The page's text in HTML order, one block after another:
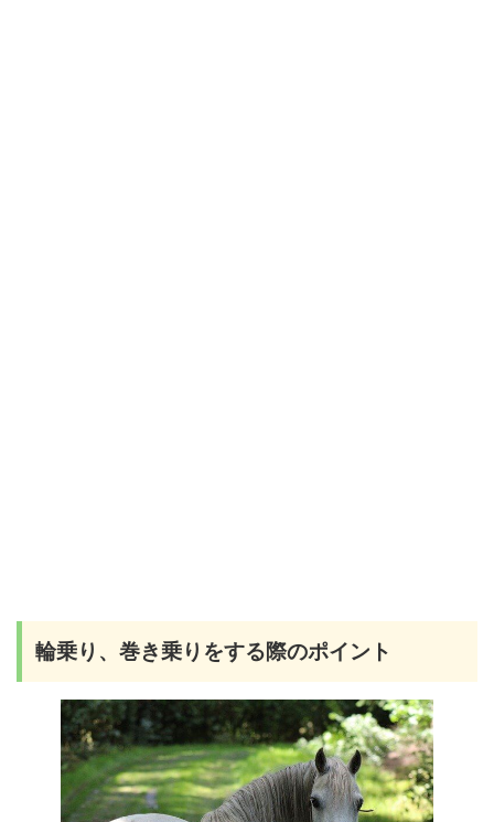
輪乗り、巻き乗りをする際のポイント